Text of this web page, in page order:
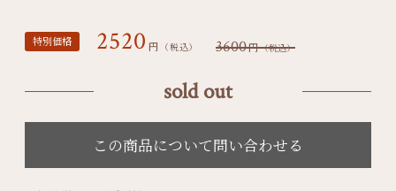
特別価格 2520 円 （税込） 3600円（税込）
sold out